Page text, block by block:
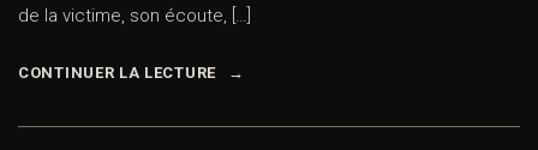
de la victime, son écoute, […]
CONTINUER LA LECTURE